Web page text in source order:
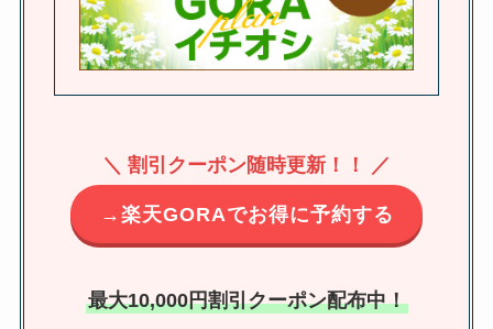
＼ 割引クーポン随時更新！！ ／
→楽天GORAでお得に予約する
最大10,000円割引クーポン配布中！